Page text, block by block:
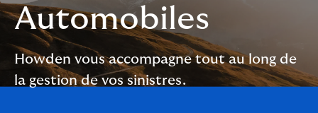
Automobiles
Howden vous accompagne tout au long de
la gestion de vos sinistres.